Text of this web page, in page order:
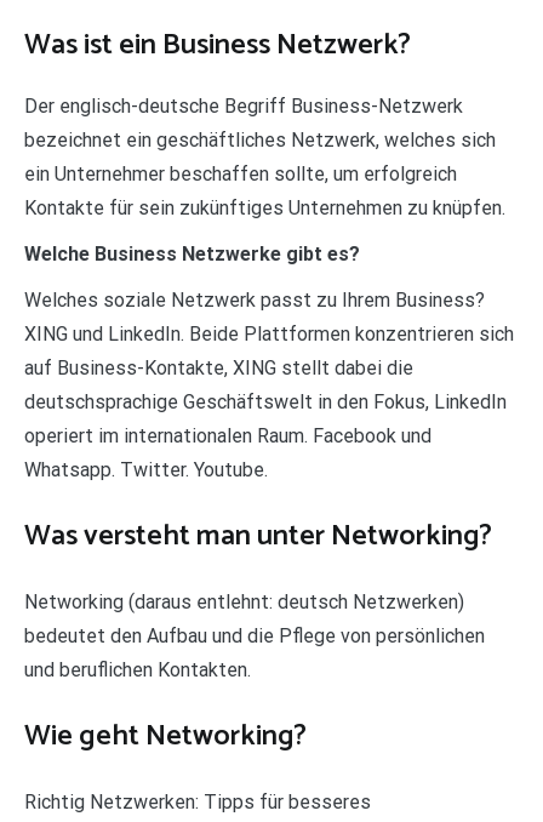
Was ist ein Business Netzwerk?
Der englisch-deutsche Begriff Business-Netzwerk
bezeichnet ein geschäftliches Netzwerk, welches sich
ein Unternehmer beschaffen sollte, um erfolgreich
Kontakte für sein zukünftiges Unternehmen zu knüpfen.
Welche Business Netzwerke gibt es?
Welches soziale Netzwerk passt zu Ihrem Business?
XING und LinkedIn. Beide Plattformen konzentrieren sich
auf Business-Kontakte, XING stellt dabei die
deutschsprachige Geschäftswelt in den Fokus, LinkedIn
operiert im internationalen Raum. Facebook und
Whatsapp. Twitter. Youtube.
Was versteht man unter Networking?
Networking (daraus entlehnt: deutsch Netzwerken)
bedeutet den Aufbau und die Pflege von persönlichen
und beruflichen Kontakten.
Wie geht Networking?
Richtig Netzwerken: Tipps für besseres